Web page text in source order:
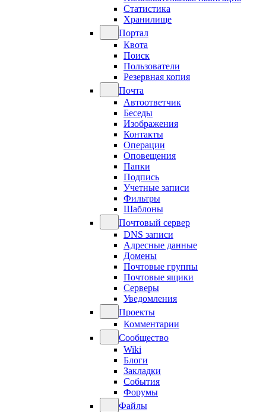
Статистика
Хранилище
Портал
Квота
Поиск
Пользователи
Резервная копия
Почта
Автоответчик
Беседы
Изображения
Контакты
Операции
Оповещения
Папки
Подпись
Учетные записи
Фильтры
Шаблоны
Почтовый сервер
DNS записи
Адресные данные
Домены
Почтовые группы
Почтовые ящики
Серверы
Уведомления
Проекты
Комментарии
Сообщество
Wiki
Блоги
Закладки
События
Форумы
Файлы